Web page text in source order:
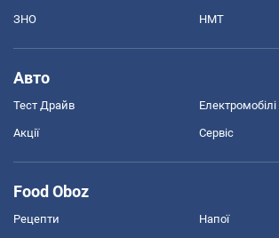
ЗНО НМТ
Авто
Тест Драйв Електромобілі
Акції Сервіс
Food Oboz
Рецепти Напої